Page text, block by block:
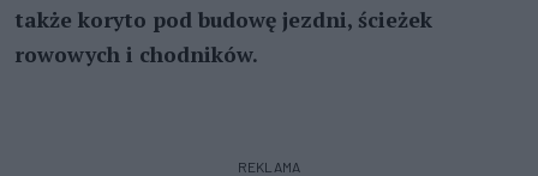
także koryto pod budowę jezdni, ścieżek
rowowych i chodników.
REKLAMA